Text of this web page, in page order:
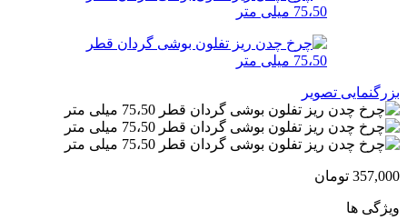
بزرگنمایی تصویر
357,000 تومان
ویژگی ها